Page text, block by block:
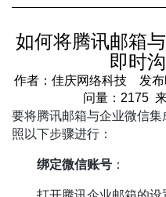
如何将腾讯邮箱
即时
作者：佳庆网络科技 发
问量：2175
要将腾讯邮箱与企业微信
照以下步骤进行：
绑定微信账号 ：